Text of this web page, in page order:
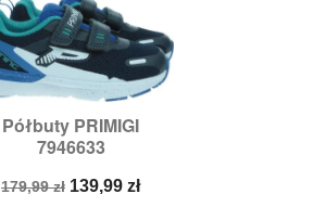
Półbuty PRIMIGI
7946633
Cena
179,99 zł Cena
139,99 zł